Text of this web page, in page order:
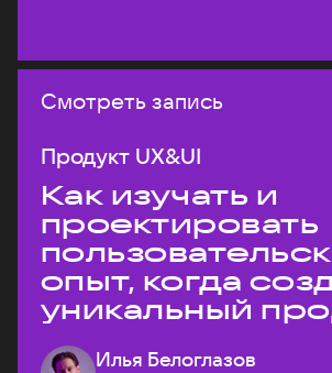
Смотреть запись
Продукт UX&UI
Как изучать и
проектировать
опыт, когда
уникальный
на рынке?
Илья Белоглазов